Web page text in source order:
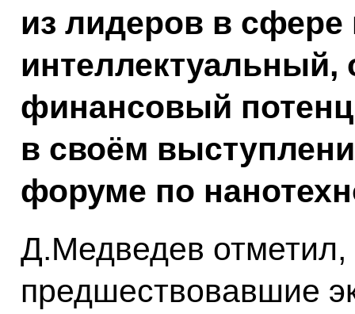
из лидеров в сфере
интеллектуальный,
финансовый
в своём
форуме по
Д.Медведев отметил,
предшествовавшие